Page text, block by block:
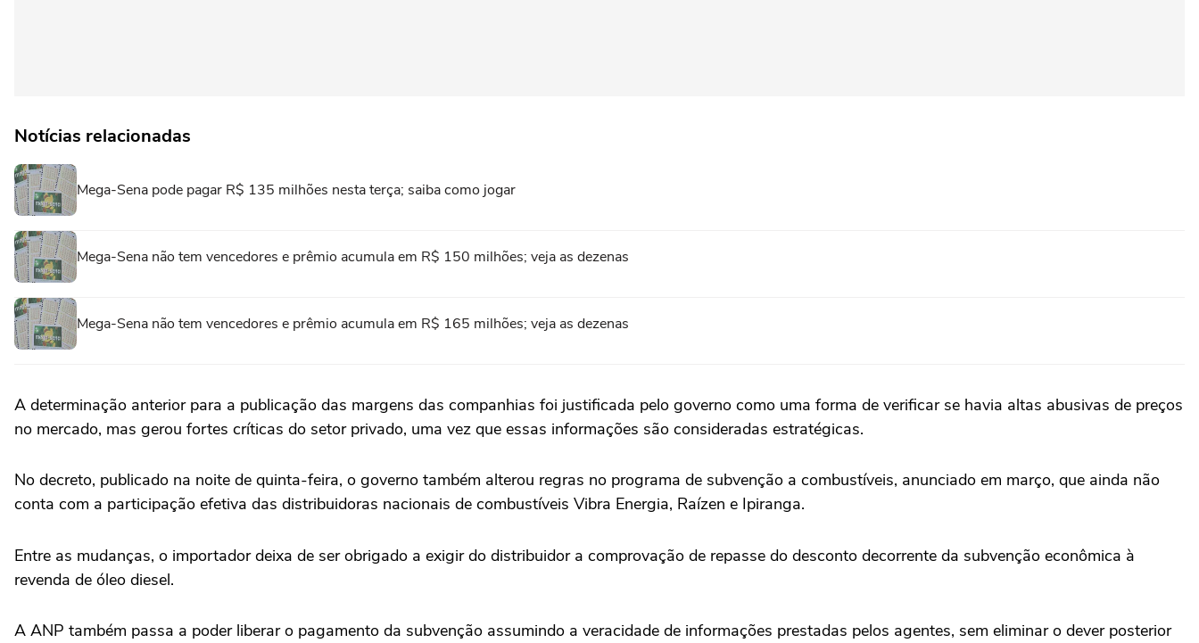
Notícias relacionadas
Mega-Sena pode pagar R$ 135 milhões nesta terça; saiba como jogar
Mega-Sena não tem vencedores e prêmio acumula em R$ 150 milhões; veja as dezenas
Mega-Sena não tem vencedores e prêmio acumula em R$ 165 milhões; veja as dezenas
A determinação anterior para ‌a publicação das margens das companhias foi ‌justificada pelo governo como uma forma de verificar se havia ⁠altas abusivas de preços
no mercado, mas gerou fortes críticas do setor privado, uma vez que essas informações são consideradas estratégicas.
No decreto, publicado na noite de quinta-feira, o governo também alterou regras no programa de subvenção a combustíveis, anunciado em março, que ainda não
‌conta com a participação efetiva das distribuidoras nacionais de combustíveis Vibra ‌Energia, Raízen e Ipiranga.
Entre ⁠as mudanças, o ⁠importador deixa de ser obrigado a exigir do distribuidor a comprovação de repasse ⁠do desconto decorrente da subvenção ‌econômica à
revenda de ‌óleo diesel.
A ANP também passa a poder liberar o pagamento da subvenção assumindo a veracidade de informações prestadas pelos agentes, sem eliminar o dever posterior